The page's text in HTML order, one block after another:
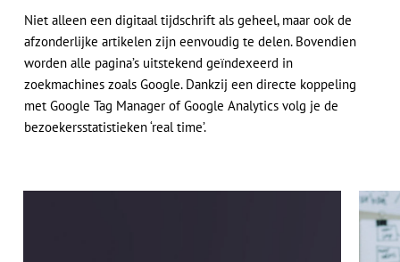
Niet alleen een digitaal tijdschrift als geheel, maar ook de
afzonderlijke artikelen zijn eenvoudig te delen. Bovendien
worden alle pagina’s uitstekend geïndexeerd in
zoekmachines zoals Google. Dankzij een directe koppeling
met Google Tag Manager of Google Analytics volg je de
bezoekersstatistieken ‘real time’.